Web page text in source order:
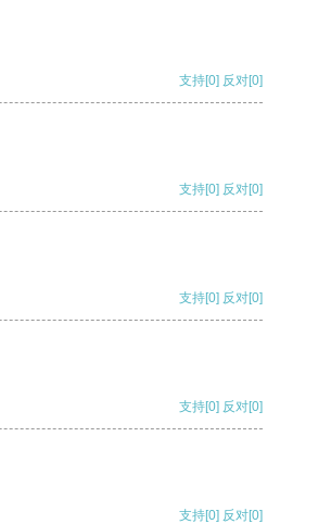
支持[0] 反对[0]
支持[0] 反对[0]
支持[0] 反对[0]
支持[0] 反对[0]
支持[0] 反对[0]